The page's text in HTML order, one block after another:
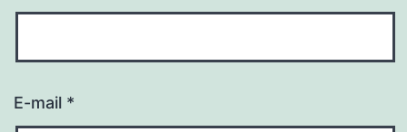
E-mail *